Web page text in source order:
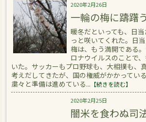
2020年2月26日
一輪の梅に躊躇
暖冬だといっても、日
っと咲いてくれた。日
梅は、もう満開である
ロナウイルスのことで
いた。サッカーもプロ野球も、大相撲も、
考えだしてきたが、国の権威がかかってい
粛々と準備は進めている... 【続きを読む】
2020年2月25日
闇米を食わぬ司